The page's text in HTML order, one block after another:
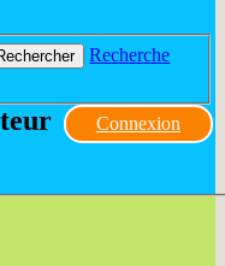
Recherche
Connexion